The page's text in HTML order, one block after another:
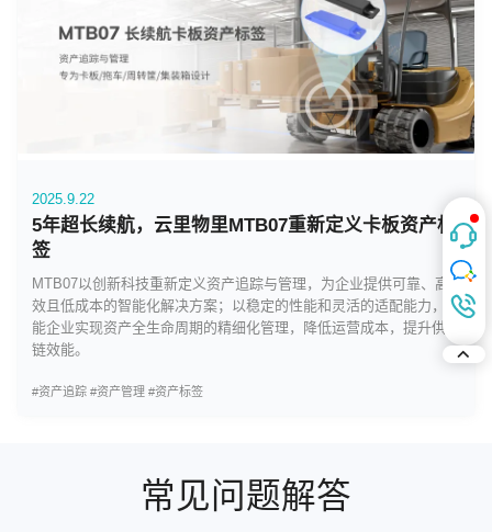
2025.9.22
5年超长续航，云里物里MTB07重新定义卡板资产标
签
MTB07以创新科技重新定义资产追踪与管理，为企业提供可靠、高
效且低成本的智能化解决方案；以稳定的性能和灵活的适配能力，赋
能企业实现资产全生命周期的精细化管理，降低运营成本，提升供应
链效能。
#资产追踪 #资产管理 #资产标签
常见问题解答